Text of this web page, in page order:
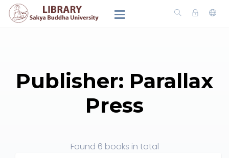
Publisher: Parallax
Press
Found 6 books in total